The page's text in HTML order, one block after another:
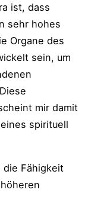
ist, dass
sehr hohes
Organe des
sein, um
mir damit
spirituell
die Fähigkeit